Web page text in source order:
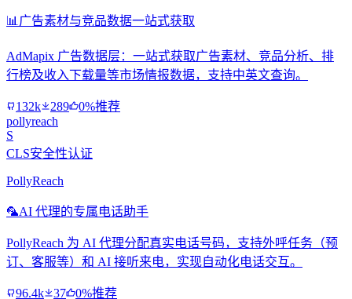
📊 广告素材与竞品数据一站式获取
AdMapix 广告数据层：一站式获取广告素材、竞品分析、排
行榜及收入下载量等市场情报数据，支持中英文查询。
132k 289
0%推荐
pollyreach
S
CLS安全性认证
PollyReach
🦜AI 代理的专属电话助手
PollyReach 为 AI 代理分配真实电话号码，支持外呼任务（预
订、客服等）和 AI 接听来电，实现自动化电话交互。
96.4k 37 0%推荐